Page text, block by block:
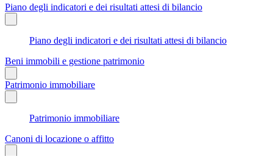
Piano degli indicatori e dei risultati attesi di bilancio
Piano degli indicatori e dei risultati attesi di bilancio
Beni immobili e gestione patrimonio
Patrimonio immobiliare
Patrimonio immobiliare
Canoni di locazione o affitto